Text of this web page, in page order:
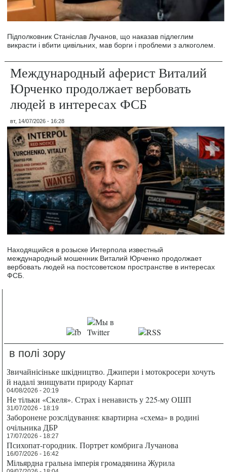
Підполковник Станіслав Лучанов, що наказав підлеглим
викрасти і вбити цивільних, мав борги і проблеми з алкоголем.
Международный аферист Виталий
Юрченко продолжает вербовать
людей в интересах ФСБ
вт, 14/07/2026 - 16:28
Находящийся в розыске Интерпола известный
международный мошенник Виталий Юрченко продолжает
вербовать людей на постсоветском пространстве в интересах
ФСБ.
в полі зору
Звичайнісіньке шкідництво. Джипери і мотокросери хочуть
й надалі знищувати природу Карпат
04/08/2026 - 20:19
Не тільки «Скеля». Страх і ненависть у 225-му ОШП
31/07/2026 - 18:19
Заборонене розслідування: квартирна «схема» в родині
очільника ДБР
17/07/2026 - 18:27
Психопат-городник. Портрет комбрига Лучанова
16/07/2026 - 16:42
Мільярдна гральна імперія громадянина Журила